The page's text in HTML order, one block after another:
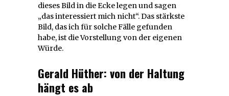
dieses Bild in die Ecke legen und sagen
„das interessiert mich nicht“. Das stärkste
Bild, das ich für solche Fälle gefunden
habe, ist die Vorstellung von der eigenen
Würde.
Gerald Hüther: von der Haltung
hängt es ab